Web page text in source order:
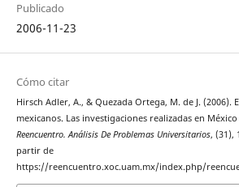
Publicado
2006-11-23
Cómo citar
Hirsch Adler, A., & Quezada Ortega, M. de J. (2006).
mexicanos. Las investigaciones realizadas en México
Reencuentro. Análisis De Problemas Universitarios, (31),
partir de
https://reencuentro.xoc.uam.mx/index.php/